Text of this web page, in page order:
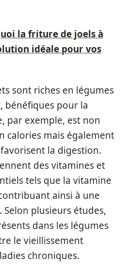
la friture de joels à
idéale pour vos
sont riches en légumes
bénéfiques pour la
par exemple, est non
calories mais également
la digestion.
des vitamines et
tels que la vitamine
ainsi à une
plusieurs études,
dans les légumes
le vieillissement
chroniques.